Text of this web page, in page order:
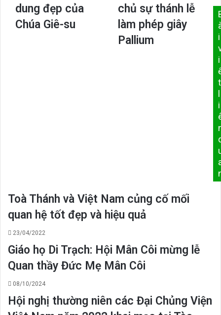
chân
dung
dung đẹp của
Chúa Giê-su
Cha
chủ
thánh
chủ sự thánh lễ
làm phép giây
Pallium
i
i
t
i
Toà Thánh và Việt Nam củng cố mối
quan hệ tốt đẹp và hiệu quả
23/04/2022
Giáo họ Di Trạch: Hội Mân Côi mừng lễ
Quan thầy Đức Mẹ Mân Côi
08/10/2024
Hội nghị thường niên các Đại Chủng Viện